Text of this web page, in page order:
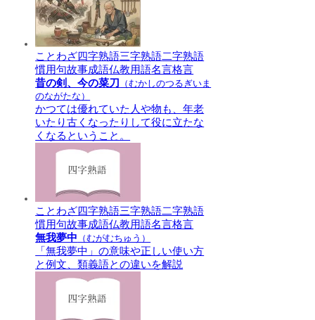
ことわざ四字熟語三字熟語二字熟語
慣用句故事成語仏教用語名言格言
昔の剣、今の菜刀 （むかしのつるぎいま
のながたな）
かつては優れていた人や物も、年老
いたり古くなったりして役に立たな
くなるということ。
ことわざ四字熟語三字熟語二字熟語
慣用句故事成語仏教用語名言格言
無我夢中 （むがむちゅう）
「無我夢中」の意味や正しい使い方
と例文、類義語との違いを解説